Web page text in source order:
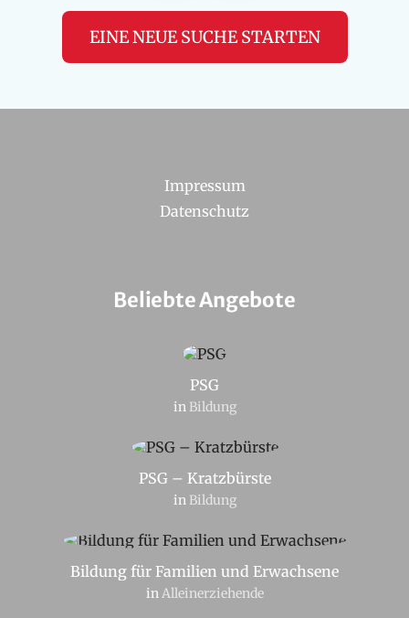
EINE NEUE SUCHE STARTEN
Impressum
Datenschutz
Beliebte Angebote
PSG
in Bildung
PSG – Kratzbürste
in Bildung
Bildung für Familien und Erwachsene
in Alleinerziehende